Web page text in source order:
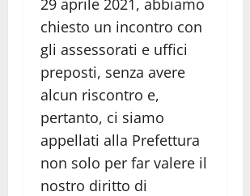
29 aprile 2021, abbiamo
chiesto un incontro con
gli assessorati e uffici
preposti, senza avere
alcun riscontro e,
pertanto, ci siamo
appellati alla Prefettura
non solo per far valere il
nostro diritto di